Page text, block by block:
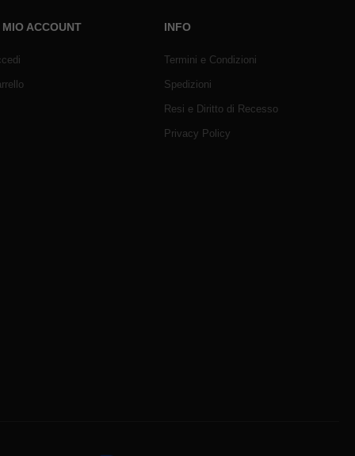
MIO ACCOUNT INFO
Termini e Condizioni
Spedizioni
Resi e Diritto di Recesso
Privacy Policy